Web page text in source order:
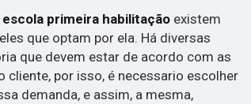
primeira habilitação existem
que optam por ela. Há diversas
que devem estar de acordo com as
cliente, por isso, é necessario escolher
demanda, e assim, a mesma,